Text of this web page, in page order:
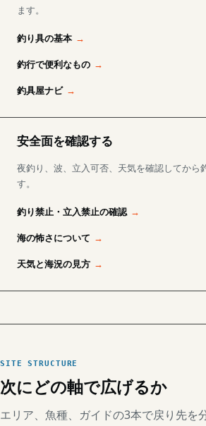
ます。
釣り具の基本
釣行で便利なもの
釣具屋ナビ
安全面を確認する
夜釣り、波、立入可否、天気を確認してから
す。
釣り禁止・立入禁止の確認
海の怖さについて
天気と海況の見方
SITE STRUCTURE
次にどの軸で広げるか
エリア、魚種、ガイドの3本で戻り先を